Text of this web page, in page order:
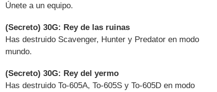
Únete a un equipo.
(Secreto) 30G: Rey de las ruinas
Has destruido Scavenger, Hunter y Predator en modo
mundo.
(Secreto) 30G: Rey del yermo
Has destruido To-605A, To-605S y To-605D en modo